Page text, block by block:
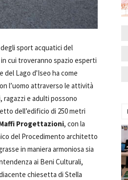
sport acquatici del
cui troveranno spazio esperti
del Lago d'Iseo ha come
l’uomo attraverso le attività
ragazzi e adulti possono
dell’edificio di 250 metri
Progettazioni, con la
del Procedimento architetto
in maniera armoniosa sia
ai Beni Culturali,
chiesetta di Stella